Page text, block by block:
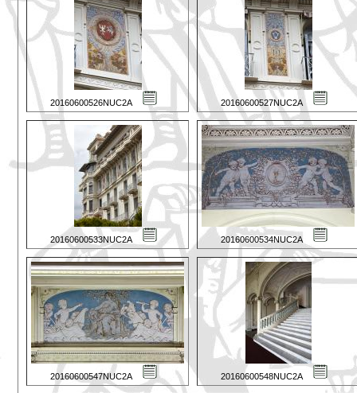
20160600526NUC2A 20160600527NUC2A
20160600533NUC2A 20160600534NUC2A
20160600547NUC2A 20160600548NUC2A